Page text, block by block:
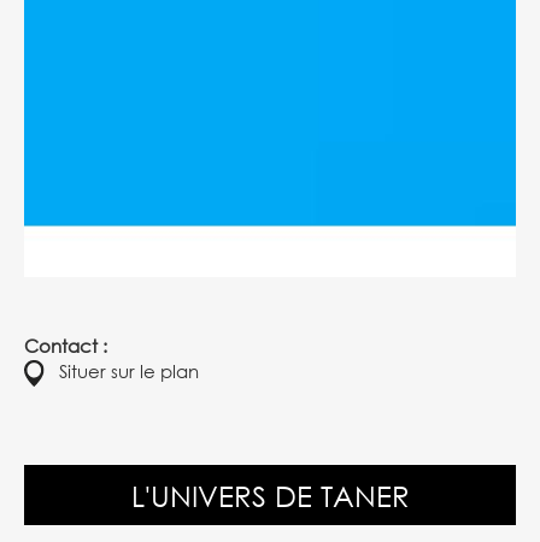
Contact :
Situer sur le plan
L'UNIVERS DE TANER